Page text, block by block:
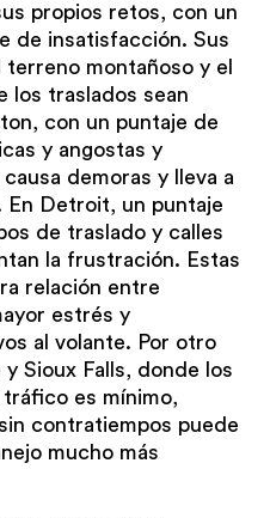
propios retos, con un
de insatisfacción. Sus
montañoso y el
los traslados sean
con un puntaje de
y angostas y
demoras y lleva a
En Detroit, un puntaje
de traslado y calles
la frustración. Estas
relación entre
estrés y
al volante. Por otro
Sioux Falls, donde los
es mínimo,
contratiempos puede
mucho más